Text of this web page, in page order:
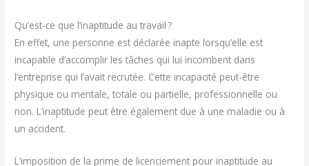
Qu’est-ce que l’inaptitude au travail ?
En effet, une personne est déclarée inapte lorsqu’elle est
incapable d’accomplir les tâches qui lui incombent dans
l’entreprise qui l’avait recrutée. Cette incapacité peut-être
physique ou mentale, totale ou partielle, professionnelle ou
non. L’inaptitude peut être également due à une maladie ou à
un accident.
L’imposition de la prime de licenciement pour inaptitude au